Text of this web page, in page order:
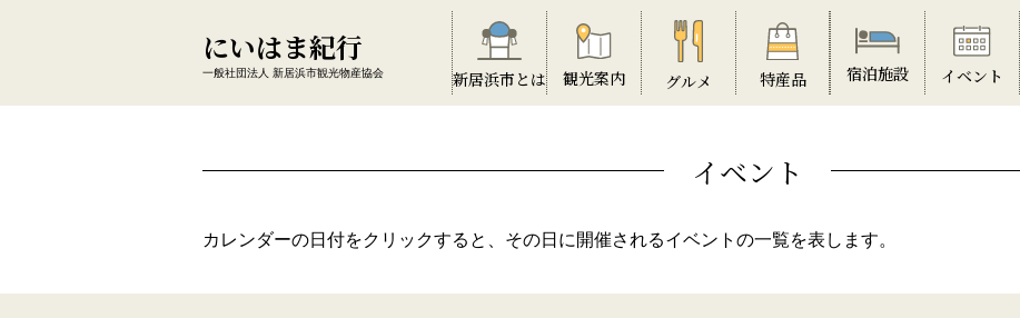
にいはま紀行
一般社団法人 新居浜市観光物産協会 新居浜市とは 観光案内 グルメ 特産品 宿泊施設 イベント
イベント
カレンダーの日付をクリックすると、その日に開催されるイベントの一覧を表します。